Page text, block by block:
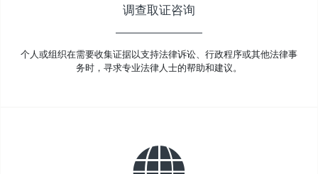
调查取证咨询
个人或组织在需要收集证据以支持法律诉讼、行政程序或其他法律事
务时，寻求专业法律人士的帮助和建议。